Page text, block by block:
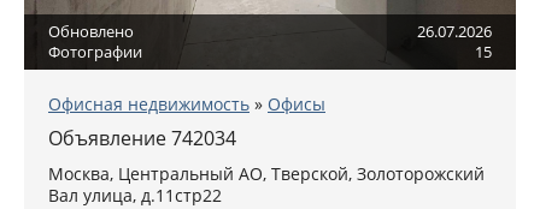
Обновлено
26.07.2026
Фотографии
15
Офисная недвижимость » Офисы
Объявление 742034
Москва, Центральный АО, Тверской, Золоторожский
Вал улица, д.11стр22